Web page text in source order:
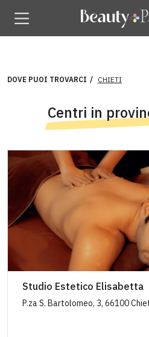
DOVE PUOI TROVARCI CHIETI
Centri in
Studio Estetico Elisabetta
P.za S. Bartolomeo, 3, 66100